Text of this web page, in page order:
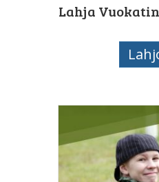
Lahja